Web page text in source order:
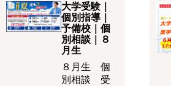
大学受験｜
個別指導｜
予備校｜個
別相談｜８
月生
８月生 個
別相談 受